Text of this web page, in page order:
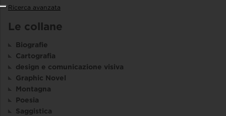
Ricerca avanzata
Le collane
Biografie
Cartografia
design e comunicazione visiva
Graphic Novel
Montagna
Poesia
Saggistica